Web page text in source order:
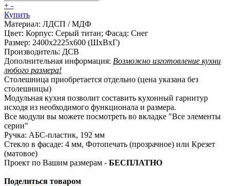
+ -
Купить
Материал: ЛДСП / МДФ
Цвет: Корпус: Серый титан; Фасад: Снег
Размер: 2400х2225х600 (ШхВхГ)
Производитель: ДСВ
Дополнительная информация: Возможно изготовление кухни
любого размера!
Столешница приобретается отдельно (цена указана без
столешницы)
Модульная кухня позволит составить кухонный гарнитур
исходя из необходимого функционала и размера.
Все модули вы можете посмотреть во вкладке "Все элементы
серии"
Ручка: АБС-пластик, 192 мм
Стекло в фасаде: 4 мм, Фотопечать (прозрачное) или Крезет
(матовое)
Проект по Вашим размерам - БЕСПЛАТНО
Поделиться товаром